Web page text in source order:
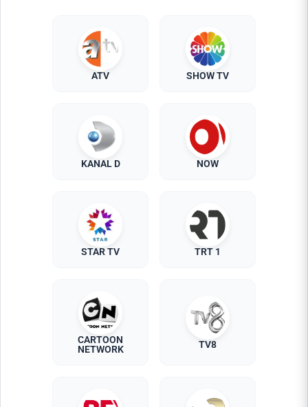
ATV SHOW TV
KANAL D NOW
STAR TV TRT 1
CARTOON
NETWORK
TV8